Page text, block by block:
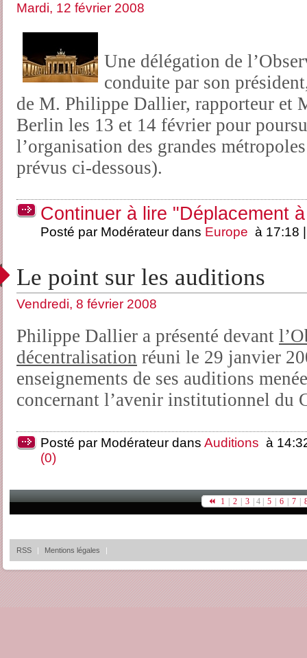
Mardi, 12 février 2008
Une délégation de
conduite par son
de M. Philippe Dallier, rapporteur et
Berlin les 13 et 14 février pour
l’organisation des grandes
prévus ci-dessous).
Continuer à lire "Déplacement
Posté par Modérateur dans Europe à 17:18
Le point sur les auditions
Vendredi, 8 février 2008
Philippe Dallier a présenté devant
décentralisation réuni le 29 janvier
enseignements de ses auditions
concernant l’avenir institutionnel du
Posté par Modérateur dans Auditions à
(0)
1 2 3 4 | 5 6 7
RSS | Mentions légales |